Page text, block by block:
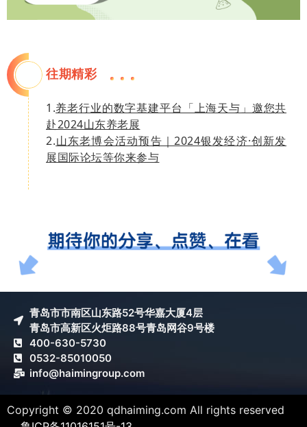
往期精彩
1.养老行业的数字基建平台「上海天与」邀您共
赴2024山东养老展
2.山东老博会活动预告｜2024银发经济·创新发
展国际论坛等你来参与
青岛市市南区山东路52号华嘉大厦4层
青岛市高新区火炬路88号青岛网谷9号楼
400-630-5730
0532-85010050
info@haimingroup.com
Copyright © 2020 qdhaiming.com All rights reserved